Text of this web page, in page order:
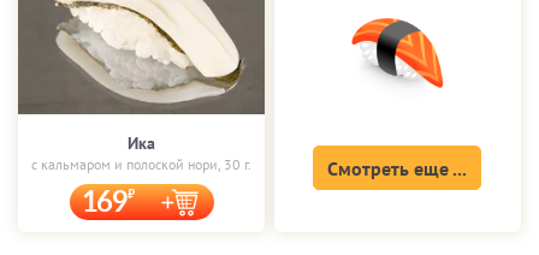
Ика
с кальмаром и полоской нори, 30 г.
169
Смотреть еще ...